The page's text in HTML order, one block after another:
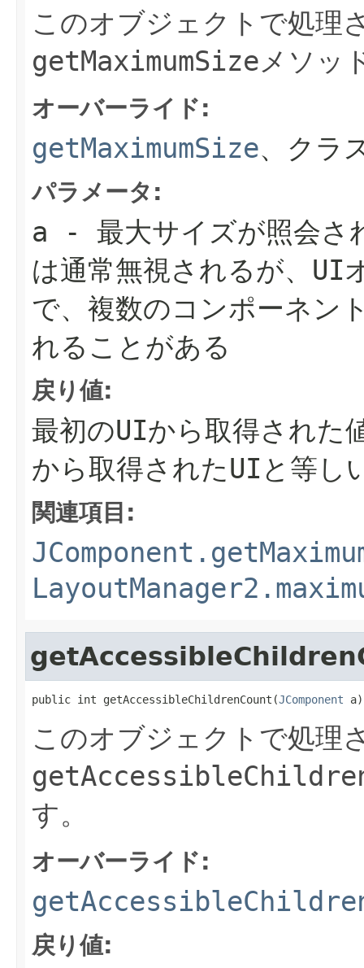
このオブジェクトで処理
getMaximumSizeメソッ
オーバーライド:
getMaximumSize、クラ
パラメータ:
a - 最大サイズが照会さ
は通常無視されるが、UI
で、複数のコンポーネン
れることがある
戻り値:
最初のUIから取得された
から取得されたUIと等し
関連項目:
public int getAccessibleChildrenCount(JComponent a)
このオブジェクトで処理
す。
オーバーライド:
戻り値: